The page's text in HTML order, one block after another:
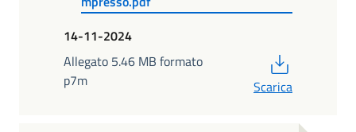
14-11-2024
Allegato 5.46 MB formato
p7m
Scarica